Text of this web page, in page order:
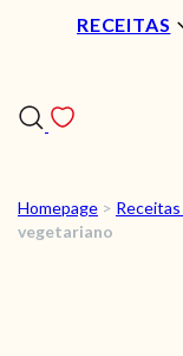
RECEITAS
Homepage >
vegetariano